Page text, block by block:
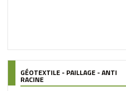
GÉOTEXTILE - PAILLAGE - ANTI
RACINE